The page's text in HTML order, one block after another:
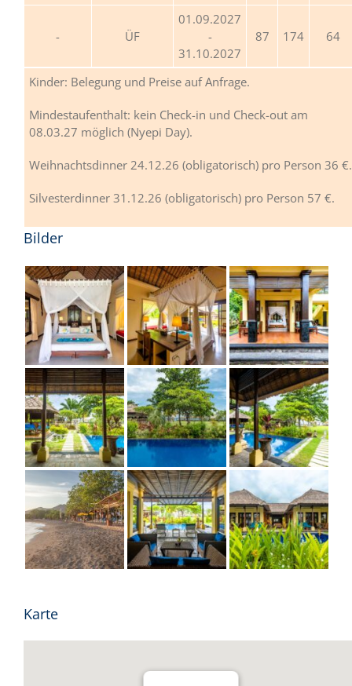
ÜF
01.09.2027
-
31.10.2027
87 174 64
Kinder: Belegung und Preise auf Anfrage.
Mindestaufenthalt: kein Check-in und Check-out am
08.03.27 möglich (Nyepi Day).
Weihnachtsdinner 24.12.26 (obligatorisch) pro Person 36 €.
Silvesterdinner 31.12.26 (obligatorisch) pro Person 57 €.
Bilder
Karte